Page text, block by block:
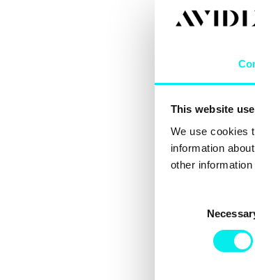
This website
We use cookies
information
other